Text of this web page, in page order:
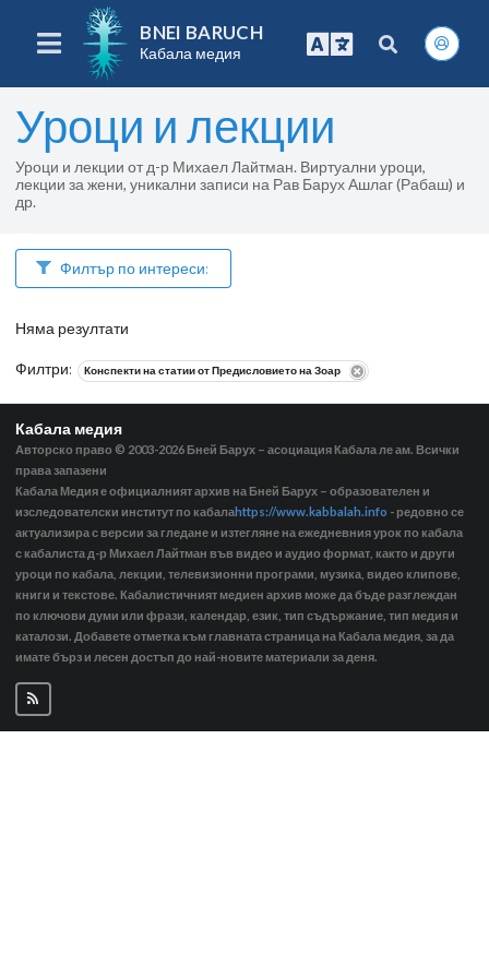
BNEI BARUCH
Кабала медия
Уроци и лекции
Уроци и лекции от д-р Михаел Лайтман. Виртуални уроци,
лекции за жени, уникални записи на Рав Барух Ашлаг (Рабаш) и
др.
Филтър по интереси:
Няма резултати
Филтри: Конспекти на статии от Предисловието на Зоар
Кабала медия
Авторско право © 2003-2026 Бней Барух – асоциация Кабала ле ам. Всички
права запазени
Кабала Медия е официалният архив на Бней Барух – образователен и
изследователски институт по кабалаhttps://www.kabbalah.info - редовно се
актуализира с версии за гледане и изтегляне на ежедневния урок по кабала
с кабалиста д-р Михаел Лайтман във видео и аудио формат, както и други
уроци по кабала, лекции, телевизионни програми, музика, видео клипове,
книги и текстове. Кабалистичният медиен архив може да бъде разглеждан
по ключови думи или фрази, календар, език, тип съдържание, тип медия и
каталози. Добавете отметка към главната страница на Кабала медия, за да
имате бърз и лесен достъп до най-новите материали за деня.